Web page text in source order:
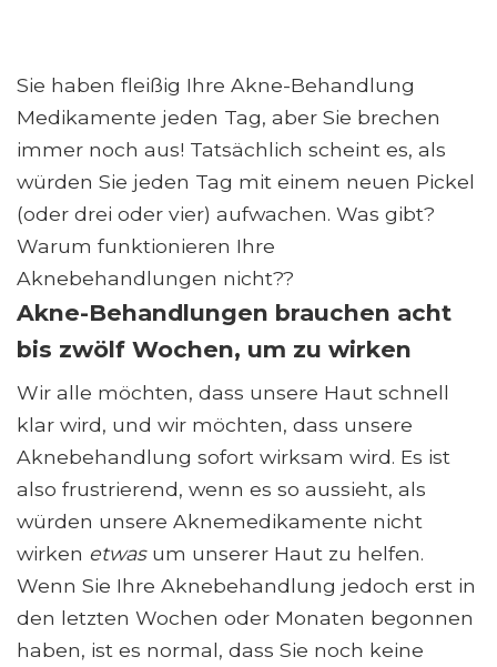
Sie haben fleißig Ihre Akne-Behandlung
Medikamente jeden Tag, aber Sie brechen
immer noch aus! Tatsächlich scheint es, als
würden Sie jeden Tag mit einem neuen Pickel
(oder drei oder vier) aufwachen. Was gibt?
Warum funktionieren Ihre
Aknebehandlungen nicht??
Akne-Behandlungen brauchen acht
bis zwölf Wochen, um zu wirken
Wir alle möchten, dass unsere Haut schnell
klar wird, und wir möchten, dass unsere
Aknebehandlung sofort wirksam wird. Es ist
also frustrierend, wenn es so aussieht, als
würden unsere Aknemedikamente nicht
wirken etwasum unserer Haut zu helfen.
Wenn Sie Ihre Aknebehandlung jedoch erst in
den letzten Wochen oder Monaten begonnen
haben, ist es normal, dass Sie noch keine